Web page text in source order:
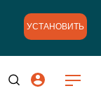
УСТАНОВИТЬ